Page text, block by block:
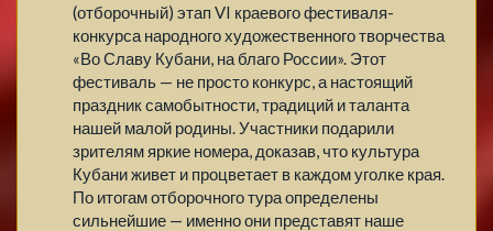
(отборочный) этап VI краевого фестиваля-
конкурса народного художественного творчества
«Во Славу Кубани, на благо России». Этот
фестиваль — не просто конкурс, а настоящий
праздник самобытности, традиций и таланта
нашей малой родины. Участники подарили
зрителям яркие номера, доказав, что культура
Кубани живет и процветает в каждом уголке края.
По итогам отборочного тура определены
сильнейшие — именно они представят наше